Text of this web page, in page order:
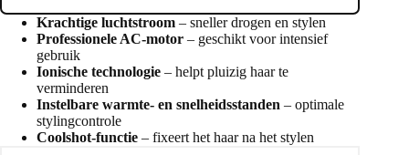
Krachtige luchtstroom – sneller drogen en stylen
Professionele AC-motor – geschikt voor intensief
gebruik
Ionische technologie – helpt pluizig haar te
verminderen
Instelbare warmte- en snelheidsstanden – optimale
stylingcontrole
Coolshot-functie – fixeert het haar na het stylen